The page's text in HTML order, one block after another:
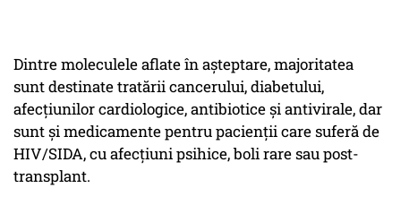
Dintre moleculele aflate în aşteptare, majoritatea
sunt destinate tratării cancerului, diabetului,
afecțiunilor cardiologice, antibiotice și antivirale, dar
sunt și medicamente pentru pacienții care suferă de
HIV/SIDA, cu afecțiuni psihice, boli rare sau post-
transplant.